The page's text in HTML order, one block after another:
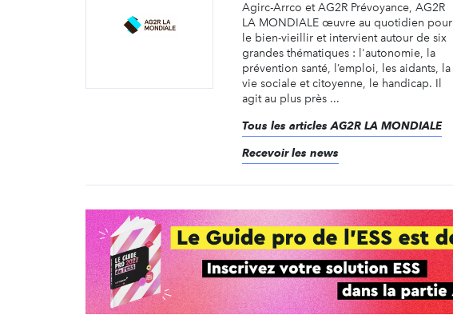
Agirc-Arrco et AG2R Prévoyance, AG2R
LA MONDIALE œuvre au quotidien pour
le bien-vieillir et intervient autour de six
grandes thématiques : l'autonomie, la
prévention santé, l’emploi, les aidants, la
vie sociale et citoyenne, le handicap. Il
agit au plus près ...
Tous les articles AG2R LA MONDIALE
Recevoir les news